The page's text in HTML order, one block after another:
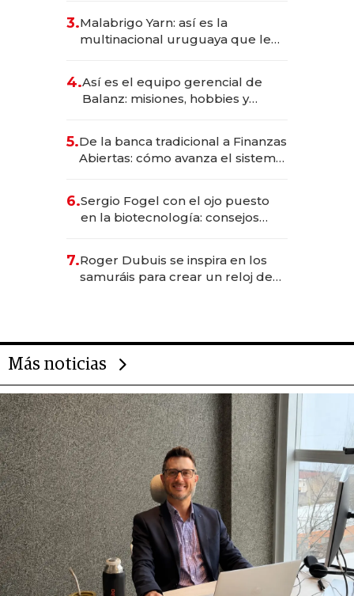
anticipación y prepara apertura
3.Malabrigo Yarn: así es la
multinacional uruguaya que le
4.Así es el equipo gerencial de
Balanz: misiones, hobbies y
5.De la banca tradicional a Finanzas
Abiertas: cómo avanza el sistema
6.Sergio Fogel con el ojo puesto
en la biotecnología: consejos
rol de la IA
7.Roger Dubuis se inspira en los
samuráis para crear un reloj de
Más noticias